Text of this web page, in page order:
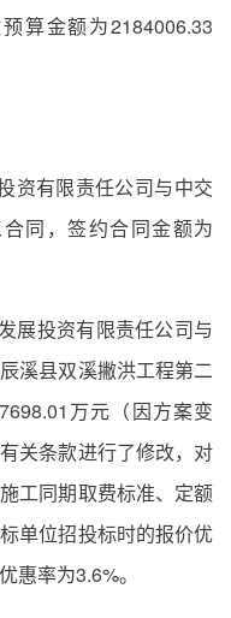
算金额为2184006.33
资有限责任公司与中交
同，签约合同金额为
展投资有限责任公司与
溪县双溪撇洪工程第二
万元（因方案变
关条款进行了修改，对
工同期取费标准、定额
单位招投标时的报价优
惠率为3.6%。